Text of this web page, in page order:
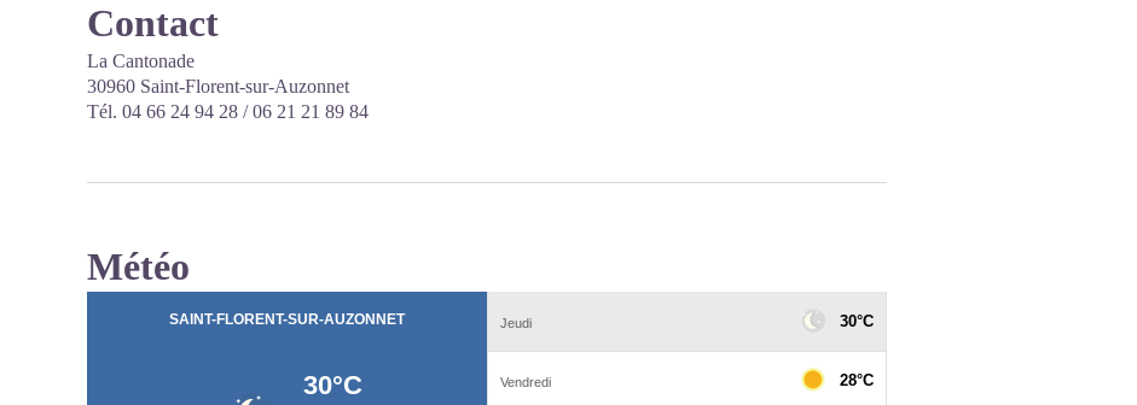
Contact
La Cantonade
30960 Saint-Florent-sur-Auzonnet
Tél. 04 66 24 94 28 / 06 21 21 89 84
Météo